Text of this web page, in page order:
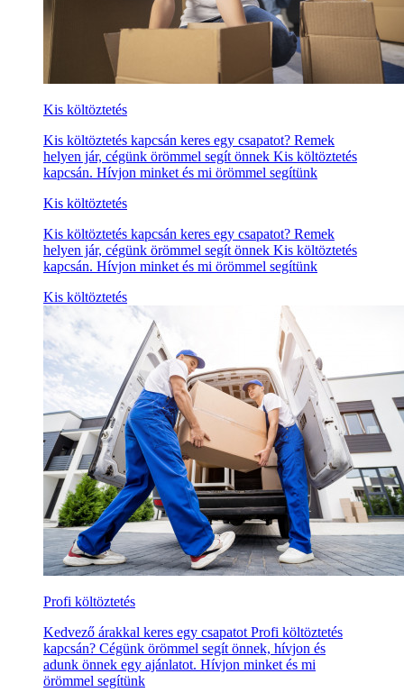
Kis költöztetés
Kis költöztetés kapcsán keres egy csapatot? Remek
helyen jár, cégünk örömmel segít önnek Kis költöztetés
kapcsán. Hívjon minket és mi örömmel segítünk
Kis költöztetés
Kis költöztetés kapcsán keres egy csapatot? Remek
helyen jár, cégünk örömmel segít önnek Kis költöztetés
kapcsán. Hívjon minket és mi örömmel segítünk
Kis költöztetés
Profi költöztetés
Kedvező árakkal keres egy csapatot Profi költöztetés
kapcsán? Cégünk örömmel segít önnek, hívjon és
adunk önnek egy ajánlatot. Hívjon minket és mi
örömmel segítünk